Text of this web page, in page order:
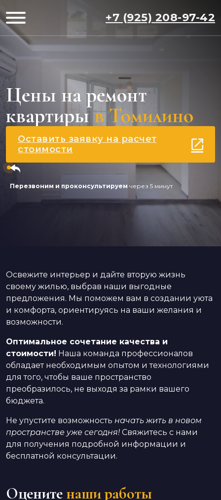
+7 (925) 208-97-42
Цены на ремонт
квартирыв Томилино
Оставить заявку на расчет
стоимости
Перезвоним и проконсультируем через 5 минут
Освежите интерьер и дайте вторую жизнь
своему жилью, выбрав наши выгодные
предложения. Мы поможем вам в создании уюта
и комфорта, ориентируясь на ваши желания и
возможности.
Оптимальное сочетание качества и
стоимости! Наша команда профессионалов
обладает необходимым опытом и технологиями
для того, чтобы ваше пространство
преобразилось, не выходя за рамки вашего
бюджета.
Не упустите возможность начать жить в новом
пространстве уже сегодня! Свяжитесь с нами
для получения подробной информации и
бесплатной консультации.
Оцените наши работы